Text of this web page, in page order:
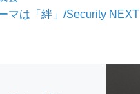
マは「絆」/Security NEXT